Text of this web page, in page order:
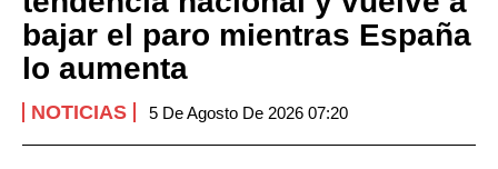
bajar el paro mientras España
lo aumenta
NOTICIAS 5 De Agosto De 2026 07:20